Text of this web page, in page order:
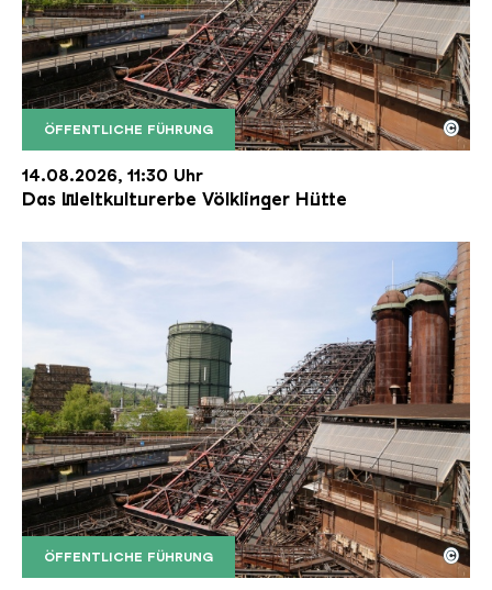
ÖFFENTLICHE FÜHRUNG
Der Erzschrägaufzug der Völklinger Hütte mit
Copyright: Weltkulturerbe Völklinger Hütte | Karl
©
14.08.2026, 11:30 Uhr
Das Weltkulturerbe Völklinger Hütte
ÖFFENTLICHE FÜHRUNG
Der Erzschrägaufzug der Völklinger Hütte mit
Copyright: Weltkulturerbe Völklinger Hütte | Karl
©